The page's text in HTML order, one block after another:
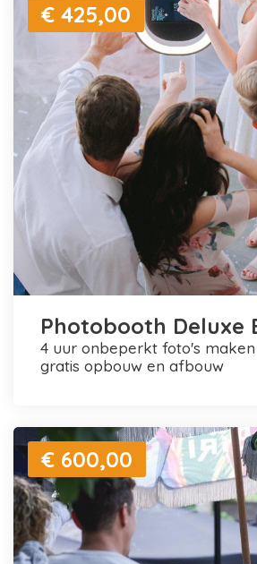
€ 425,00
Photobooth Deluxe
4 uur onbeperkt foto's maken en printen +
gratis opbouw en afbouw
€ 600,00